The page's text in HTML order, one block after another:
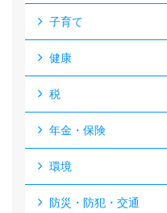
子育て
健康
税
年金・保険
環境
防災・防犯・交通